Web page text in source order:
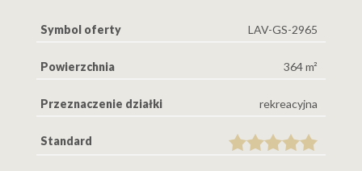
Symbol oferty LAV-GS-2965
Powierzchnia 364 m²
Przeznaczenie działki rekreacyjna
Standard